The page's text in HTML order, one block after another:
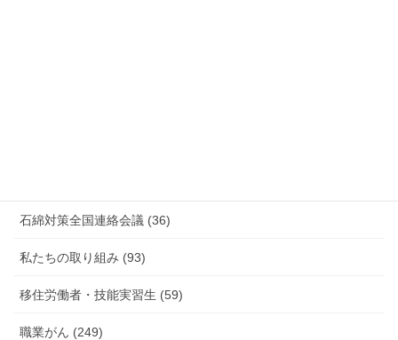
石綿対策全国連絡会議 (36)
私たちの取り組み (93)
移住労働者・技能実習生 (59)
職業がん (249)